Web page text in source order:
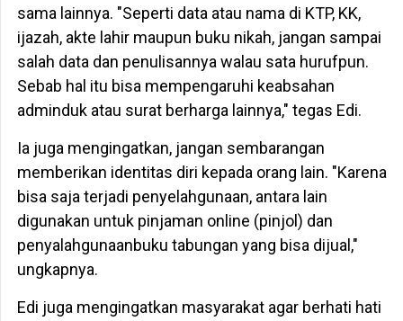
sama lainnya. "Seperti data atau nama di KTP, KK,
ijazah, akte lahir maupun buku nikah, jangan sampai
salah data dan penulisannya walau sata hurufpun.
Sebab hal itu bisa mempengaruhi keabsahan
adminduk atau surat berharga lainnya," tegas Edi.
Ia juga mengingatkan, jangan sembarangan
memberikan identitas diri kepada orang lain. "Karena
bisa saja terjadi penyelahgunaan, antara lain
digunakan untuk pinjaman online (pinjol) dan
penyalahgunaanbuku tabungan yang bisa dijual,"
ungkapnya.
Edi juga mengingatkan masyarakat agar berhati hati